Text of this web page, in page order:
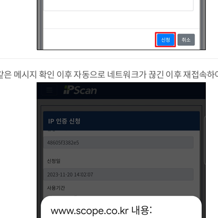
은 메시지 확인 이후 자동으로 네트워크가 끊긴 이후 재접속하